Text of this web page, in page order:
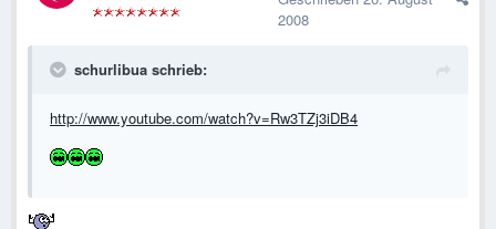
2008
schurlibua schrieb:
http://www.youtube.com/watch?v=Rw3TZj3iDB4